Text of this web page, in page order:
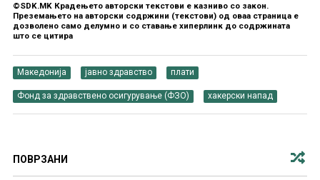
©SDK.MK Крадењето авторски текстови е казниво со закон.
Преземањето на авторски содржини (текстови) од оваа страница е
дозволено само делумно и со ставање хиперлинк до содржината
што се цитира
Македонија јавно здравство плати
Фонд за здравствено осигурување (ФЗО) хакерски напад
ПОВРЗАНИ